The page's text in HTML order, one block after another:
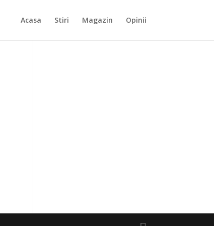
Acasa Stiri Magazin Opinii